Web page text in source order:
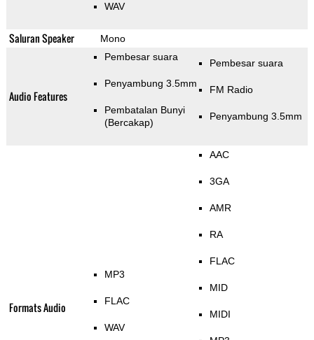
WAV
Saluran Speaker Mono
Audio Features
Pembesar suara
Penyambung 3.5mm
Pembatalan Bunyi
(Bercakap)
Pembesar suara
FM Radio
Penyambung 3.5mm
Formats Audio
MP3
FLAC
WAV
AAC
3GA
AMR
RA
FLAC
MID
MIDI